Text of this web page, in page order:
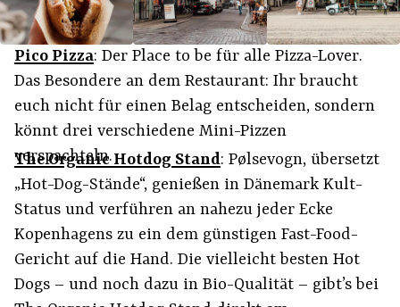
Pico Pizza: Der Place to be für alle Pizza-Lover.
Das Besondere an dem Restaurant: Ihr braucht
euch nicht für einen Belag entscheiden, sondern
könnt drei verschiedene Mini-Pizzen
verspachteln.
The Organic Hotdog Stand: Pølsevogn, übersetzt
„Hot-Dog-Stände“, genießen in Dänemark Kult-
Status und verführen an nahezu jeder Ecke
Kopenhagens zu ein dem günstigen Fast-Food-
Gericht auf die Hand. Die vielleicht besten Hot
Dogs – und noch dazu in Bio-Qualität – gibt’s bei